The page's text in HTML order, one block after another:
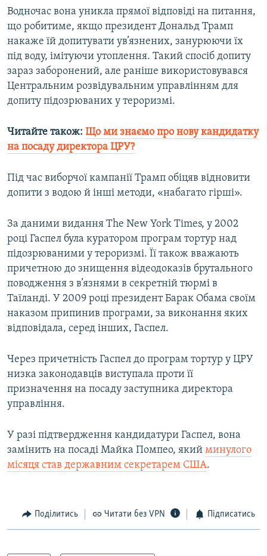
Водночас вона уникла прямої відповіді на питання,
що робитиме, якщо президент Дональд Трамп
накаже їй допитувати ув’язнених, занурюючи їх
під воду, імітуючи утоплення. Такий спосіб допиту
зараз заборонений, але раніше використовувався
Центральним розвідувальним управлінням для
допиту підозрюваних у тероризмі.
Читайте також: Що ми знаємо про нову кандидатку
на посаду директора ЦРУ?
Під час виборчої кампанії Трамп обіцяв відновити
допити з водою й інші методи, «набагато гірші».
За даними видання The New York Times, у 2002
році Гаспел була куратором програм тортур над
підозрюваними у тероризмі. Її також вважають
причетною до знищення відеодоказів брутального
поводження з в’язнями в секретній тюрмі в
Таїланді. У 2009 році президент Барак Обама своїм
наказом припинив програми, за виконання яких
відповідала, серед інших, Гаспел.
Через причетність Гаспел до програм тортур у ЦРУ
низка законодавців виступала проти її
призначення на посаду заступника директора
управління.
У разі підтвердження кандидатури Гаспел, вона
замінить на посаді Майка Помпео, який минулого
місяця став державним секретарем США.
Поділитись Читати без VPN Підписатись